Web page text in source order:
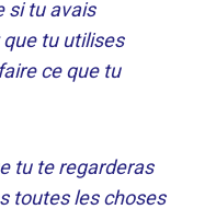
si tu avais
tu utilises
ce que tu
tu te regarderas
toutes les choses